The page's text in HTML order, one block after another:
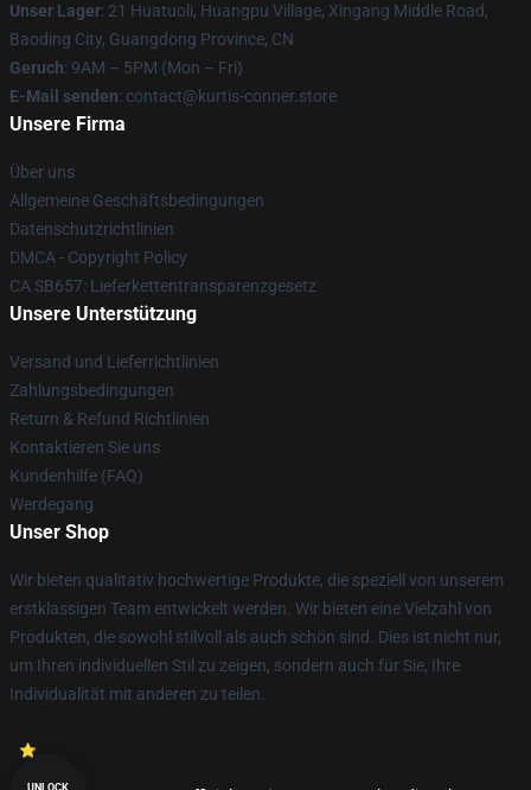
Unser Lager: 21 Huatuoli, Huangpu Village, Xingang Middle Road,
Baoding City, Guangdong Province, CN
Geruch: 9AM – 5PM (Mon – Fri)
E-Mail senden: contact@kurtis-conner.store
Unsere Firma
Über uns
Allgemeine Geschäftsbedingungen
Datenschutzrichtlinien
DMCA - Copyright Policy
CA SB657: Lieferkettentransparenzgesetz
Unsere Unterstützung
Versand und Lieferrichtlinien
Zahlungsbedingungen
Return & Refund Richtlinien
Kontaktieren Sie uns
Kundenhilfe (FAQ)
Werdegang
Unser Shop
Wir bieten qualitativ hochwertige Produkte, die speziell von unserem
erstklassigen Team entwickelt werden. Wir bieten eine Vielzahl von
Produkten, die sowohl stilvoll als auch schön sind. Dies ist nicht nur,
um Ihren individuellen Stil zu zeigen, sondern auch für Sie, Ihre
Individualität mit anderen zu teilen.
UNLOCK